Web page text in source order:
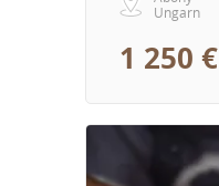
Ungarn
1 250 €